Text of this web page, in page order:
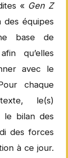
« Gen Z
équipes
base de
qu’elles
avec le
chaque
le(s)
le bilan des
des forces
à ce jour.